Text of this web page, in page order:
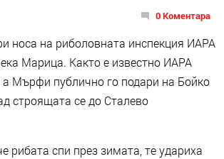
0 Коментара
носа на риболовната инспекция ИАРА
Марица. Както е известно ИАРА
а Мърфи публично го подари на Бойко
строящата се до Сталево
рибата спи през зимата, те удариха